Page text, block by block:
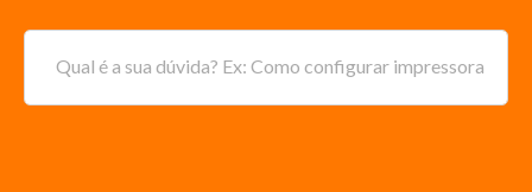
Qual é a sua dúvida? Ex: Como configurar impressora